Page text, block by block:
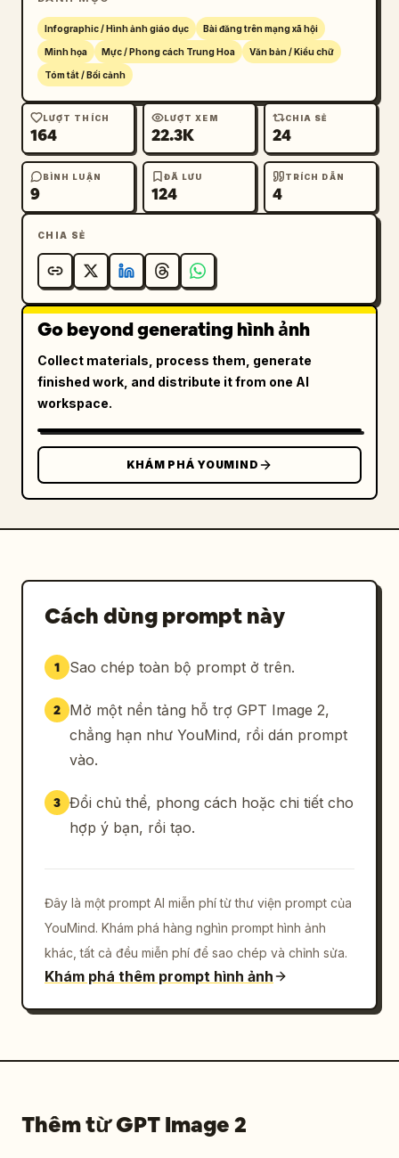
Infographic / Hình ảnh giáo dục Bài đăng trên mạng xã hội
Minh họa Mực / Phong cách Trung Hoa Văn bản / Kiểu chữ
Tóm tắt / Bối cảnh
LƯỢT THÍCH
164
LƯỢT XEM
22.3K
CHIA SẺ
24
BÌNH LUẬN
9
ĐÃ LƯU
124
TRÍCH DẪN
4
CHIA SẺ
Go beyond generating hình ảnh
Collect materials, process them, generate
finished work, and distribute it from one AI
workspace.
KHÁM PHÁ YOUMIND
Cách dùng prompt này
1 Sao chép toàn bộ prompt ở trên.
2
Mở một nền tảng hỗ trợ GPT Image 2,
chẳng hạn như YouMind, rồi dán prompt
vào.
3 Đổi chủ thể, phong cách hoặc chi tiết cho
hợp ý bạn, rồi tạo.
Đây là một prompt AI miễn phí từ thư viện prompt của
YouMind. Khám phá hàng nghìn prompt hình ảnh
khác, tất cả đều miễn phí để sao chép và chỉnh sửa.
Khám phá thêm prompt hình ảnh
Thêm từ GPT Image 2